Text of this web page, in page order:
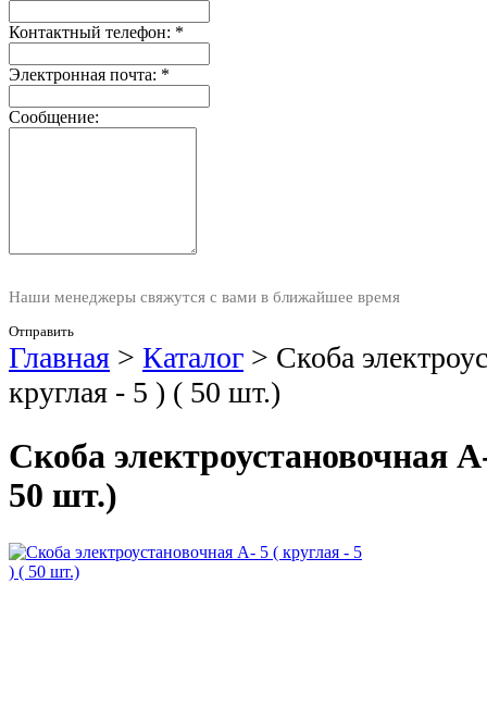
Контактный телефон: *
Электронная почта: *
Сообщение:
Наши менеджеры свяжутся с вами в ближайшее время
Отправить
Главная > Каталог > Скоба
круглая - 5 ) ( 50 шт.)
Скоба электроустановочная
50 шт.)